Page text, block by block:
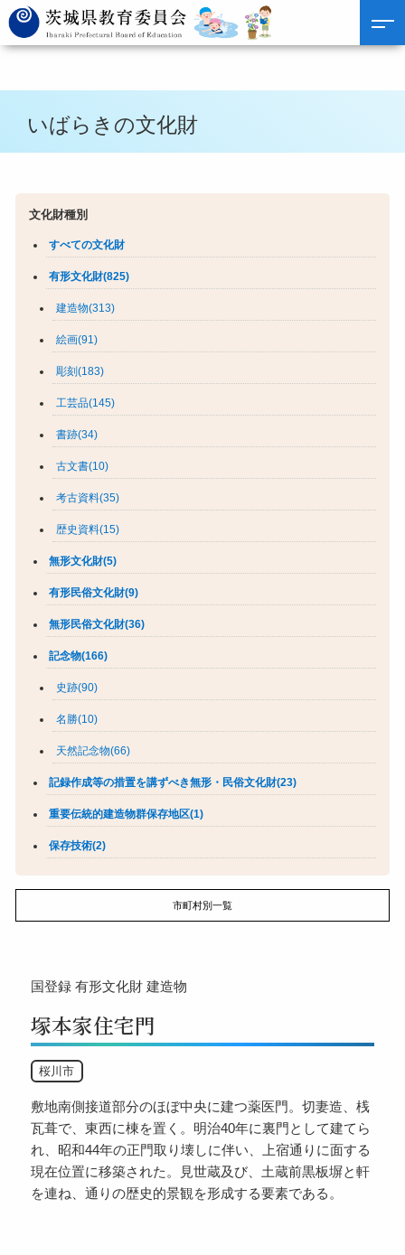
いばらきの文化財
文化財種別
すべての文化財
有形文化財(825)
建造物(313)
絵画(91)
彫刻(183)
工芸品(145)
書跡(34)
古文書(10)
考古資料(35)
歴史資料(15)
無形文化財(5)
有形民俗文化財(9)
無形民俗文化財(36)
記念物(166)
史跡(90)
名勝(10)
天然記念物(66)
記録作成等の措置を講ずべき無形・民俗文化財(23)
重要伝統的建造物群保存地区(1)
保存技術(2)
市町村別一覧
国登録 有形文化財 建造物
塚本家住宅門
桜川市
敷地南側接道部分のほぼ中央に建つ薬医門。切妻造、桟
瓦葺で、東西に棟を置く。明治40年に裏門として建てら
れ、昭和44年の正門取り壊しに伴い、上宿通りに面する
現在位置に移築された。見世蔵及び、土蔵前黒板塀と軒
を連ね、通りの歴史的景観を形成する要素である。